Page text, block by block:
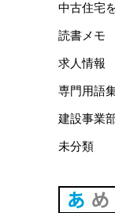
中古住宅
読書メモ
求人情報
専門用語
建設事業
未分類